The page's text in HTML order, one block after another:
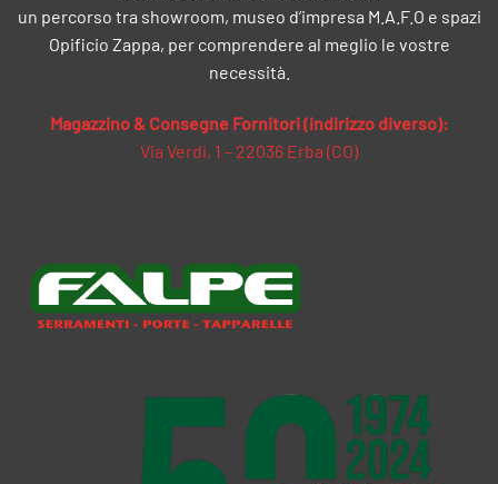
un percorso tra showroom, museo d’impresa M.A.F.O e spazi
Opificio Zappa, per comprendere al meglio le vostre
necessità.
Magazzino & Consegne Fornitori (indirizzo diverso):
Via Verdi, 1 – 22036 Erba (CO)